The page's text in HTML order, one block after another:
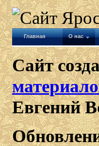
Главная О нас
Сайт
Евгений